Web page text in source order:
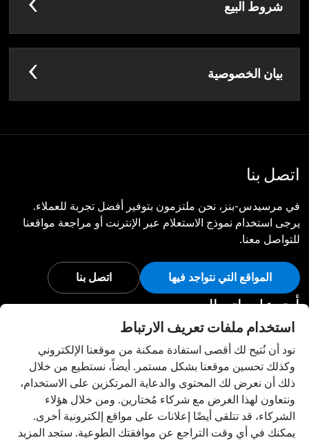
شروط البيع
بيان الخصوصية
اتصل بنا
في مرسيدس-بنز، نحن ملتزمون بتوفير أفضل تجربة للعملاء.
يرجى استخدام نموذج الاستعلام عبر الإنترنت أو مراجعة مواقعنا
للتواصل معنا.
المواقع التي نتواجد فيها اتصل بنا
أبق على اتصال
تفضل بزيارة قنواتنا الاجتماعية للاطلاع على آخر أخبار وفعاليات
مرسيدس-بنز.
إعدادات ملفات تعريف الارتباطإلى الأعلى
استخدام ملفات تعريف الارتباط
نود أن نُتيح لك أقصى استفادة ممكنة من موقعنا الإلكتروني
وكذلك تحسين موقعنا بشكل مستمر. أيضاً، نستطيع من خلال
ذلك أن نعرض لك المحتوى والدعاية المرتكزين على الاستخدام،
ونتعاون لهذا الغرض مع شركاء مُختارين. ومن خلال هؤلاء
الشركاء، قد تتلقى أيضًا إعلانات على مواقع إلكترونية أخرى.
يمكنك في أي وقت التراجع عن موافقتك الطوعية. ستجد المزيد